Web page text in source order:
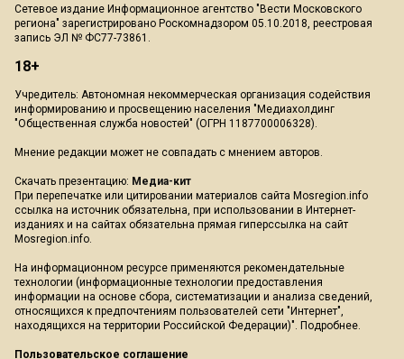
Сетевое издание Информационное агентство "Вести Московского
региона" зарегистрировано Роскомнадзором 05.10.2018, реестровая
запись ЭЛ № ФС77-73861.
18+
Учредитель: Автономная некоммерческая организация содействия
информированию и просвещению населения "Медиахолдинг
"Общественная служба новостей" (ОГРН 1187700006328).
Мнение редакции может не совпадать с мнением авторов.
Скачать презентацию: Медиа-кит
При перепечатке или цитировании материалов сайта Mosregion.info
ссылка на источник обязательна, при использовании в Интернет-
изданиях и на сайтах обязательна прямая гиперссылка на сайт
Mosregion.info.
На информационном ресурсе применяются рекомендательные
технологии (информационные технологии предоставления
информации на основе сбора, систематизации и анализа сведений,
относящихся к предпочтениям пользователей сети "Интернет",
находящихся на территории Российской Федерации)". Подробнее.
Пользовательское соглашение